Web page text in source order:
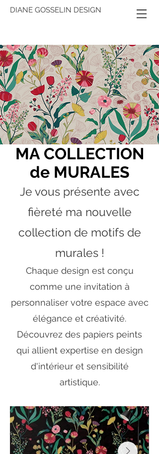
DIANE GOSSELIN DESIGN
MA COLLECTION
de MURALES
Je vous présente avec
fièreté ma nouvelle
collection de motifs de
murales !
Chaque design est conçu
comme une invitation à
personnaliser votre espace avec
élégance et créativité.
Découvrez des papiers peints
qui allient expertise en design
d'intérieur et sensibilité
artistique.